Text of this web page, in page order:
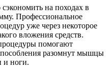
на походах в
Профессиональное
уже через некоторое
вложения средств.
помогают
разомнут мышцы
и ноги.